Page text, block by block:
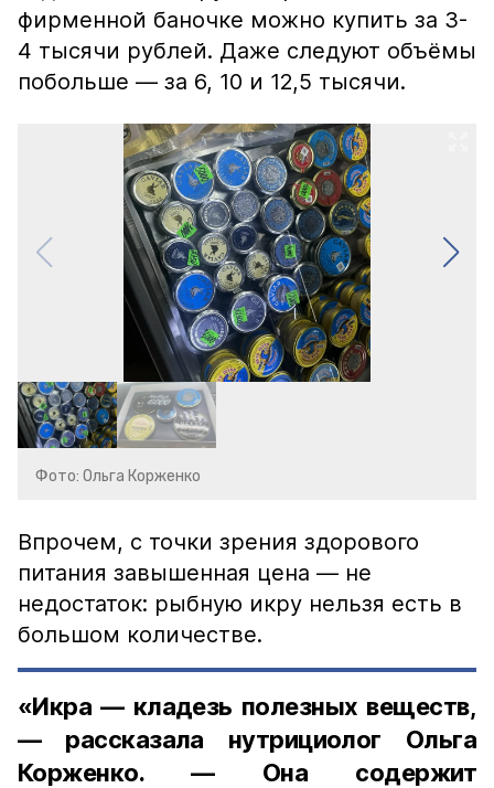
фирменной баночке можно купить за 3-
4 тысячи рублей. Даже следуют объёмы
побольше — за 6, 10 и 12,5 тысячи.
Фото: Ольга Корженко
Впрочем, с точки зрения здорового
питания завышенная цена — не
недостаток: рыбную икру нельзя есть в
большом количестве.
«Икра — кладезь полезных веществ,
— рассказала нутрициолог Ольга
Корженко. — Она содержит